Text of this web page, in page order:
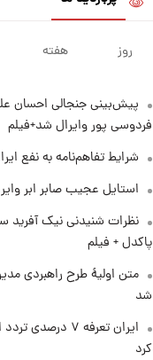
قیمت طلا
۱۵ مرداد ۱۴۰۵
۱ روز پیش
۱ روز پیش
شرایط تازه
اعلام شد؛
جدول
سیگنال‌های
پیش‌بینی
روز هفته
پیش‌بینی جنجالی احسان
فردوسی پور وایرال شد+فیلم
شرایط تفاهم‌نامه به نفع
استایل عجیب صابر ابر
نظرات شنیدنی نیک آفرید
پاکدل + فیلم
متن اولیۀ طرح راهبردی
شد
ایران تعرفه ۷
کرد